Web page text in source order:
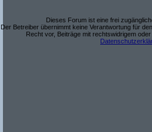
Dieses Forum ist eine frei
Der Betreiber übernimmt keine Verantwortung für
Recht vor, Beiträge mit rechtswidrigem